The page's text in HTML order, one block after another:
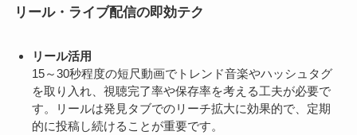
リール・ライブ配信の即効テク
リール活用
15～30秒程度の短尺動画でトレンド音楽やハッシュタグ
を取り入れ、視聴完了率や保存率を考える工夫が必要で
す。リールは発見タブでのリーチ拡大に効果的で、定期
的に投稿し続けることが重要です。